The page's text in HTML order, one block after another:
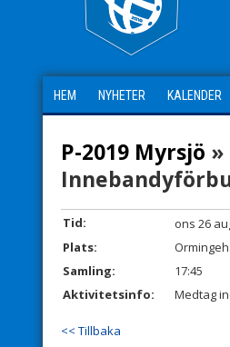
HEM NYHETER KALENDER
P-2019 Myrsjö
Tid:
ons 26
Plats:
Samling:
17:45
Aktivitetsinfo:
Medtag
<< Tillbaka